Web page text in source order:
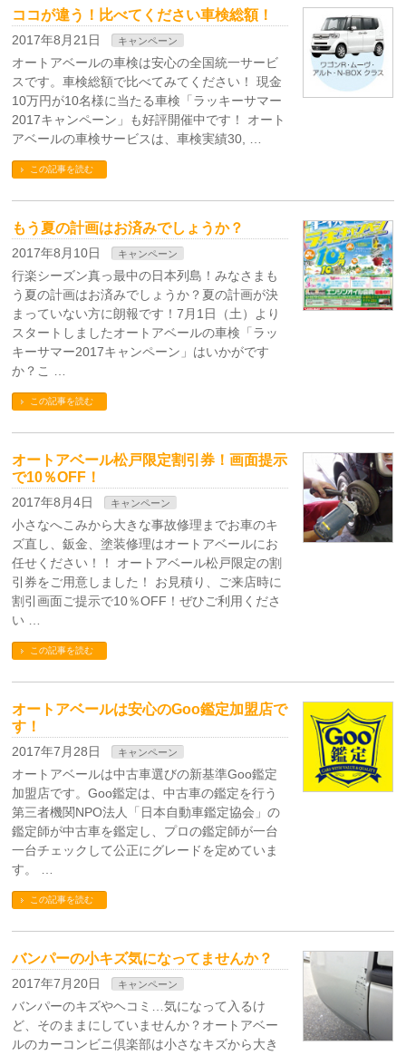
ココが違う！比べてください車検総額！
2017年8月21日 キャンペーン
オートアベールの車検は安心の全国統一サービ
スです。車検総額で比べてみてください！ 現金
10万円が10名様に当たる車検「ラッキーサマー
2017キャンペーン」も好評開催中です！ オート
アベールの車検サービスは、車検実績30, …
この記事を読む
もう夏の計画はお済みでしょうか？
2017年8月10日 キャンペーン
行楽シーズン真っ最中の日本列島！みなさまも
う夏の計画はお済みでしょうか？夏の計画が決
まっていない方に朗報です！7月1日（土）より
スタートしましたオートアベールの車検「ラッ
キーサマー2017キャンペーン」はいかがです
か？こ …
この記事を読む
オートアベール松戸限定割引券！画面提示
で10％OFF！
2017年8月4日 キャンペーン
小さなへこみから大きな事故修理までお車のキ
ズ直し、鈑金、塗装修理はオートアベールにお
任せください！！ オートアベール松戸限定の割
引券をご用意しました！ お見積り、ご来店時に
割引画面ご提示で10％OFF！ぜひご利用くださ
い …
この記事を読む
オートアベールは安心のGoo鑑定加盟店で
す！
2017年7月28日 キャンペーン
オートアベールは中古車選びの新基準Goo鑑定
加盟店です。Goo鑑定は、中古車の鑑定を行う
第三者機関NPO法人「日本自動車鑑定協会」の
鑑定師が中古車を鑑定し、プロの鑑定師が一台
一台チェックして公正にグレードを定めていま
す。 …
この記事を読む
バンパーの小キズ気になってませんか？
2017年7月20日 キャンペーン
バンパーのキズやヘコミ…気になって入るけ
ど、そのままにしていませんか？オートアベー
ルのカーコンビニ倶楽部は小さなキズから大き